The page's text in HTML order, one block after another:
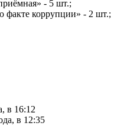
- 5 шт.;
факте коррупции» - 2 шт.;
в 16:12
в 12:35